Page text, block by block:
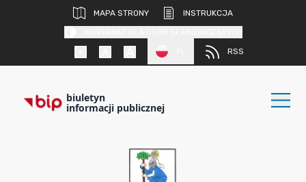
MAPA STRONY
INSTRUKCJA
RSS
biuletyn
informacji publicznej